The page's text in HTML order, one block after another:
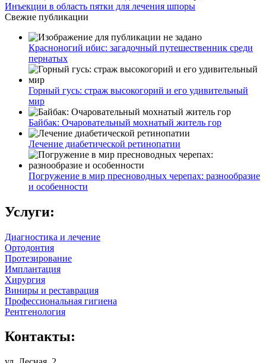
Инъекции в область пятки для лечения шпоры
Свежие публикации
Красноногий ибис: загадочный путешественник среди
пернатых
Горный гусь: страж высокогорий и его удивительный
мир
Байбак: Очаровательный мохнатый житель гор
Лечение диабетической ретинопатии
Погружение в мир пресноводных черепах: разнообразие
и особенности
Услуги:
Диагностика и лечение
Ортодонтия
Протезирование
Имплантация
Хирургия
Виниры и реставрация
Профессиональная гигиена
Рентгенология
Контакты: